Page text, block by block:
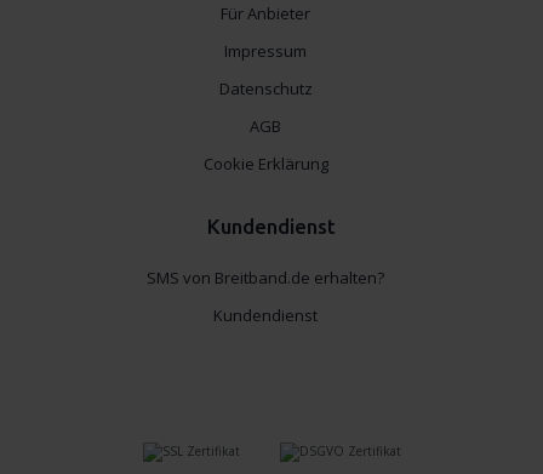
Für Anbieter
Impressum
Datenschutz
AGB
Cookie Erklärung
Kundendienst
SMS von Breitband.de erhalten?
Kundendienst